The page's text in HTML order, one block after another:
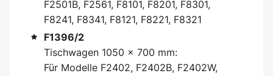
F2501B, F2561, F8101, F8201, F8301,
F8241, F8341, F8121, F8221, F8321
F1396/2
Tischwagen 1050 x 700 mm:
Für Modelle F2402, F2402B, F2402W,